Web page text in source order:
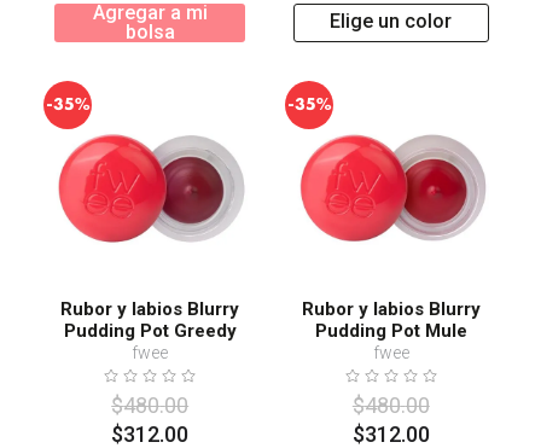
Agregar a mi
bolsa
Elige un color
-35%
Rubor y labios Blurry
Pudding Pot Greedy
fwee
$480.00
$312.00
-35%
Rubor y labios Blurry
Pudding Pot Mule
fwee
$480.00
$312.00